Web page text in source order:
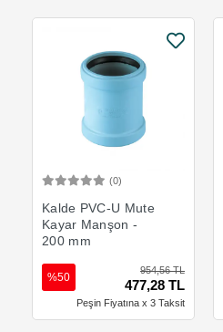
(0)
Kalde PVC-U Mute
Kayar Manşon -
200 mm
954,56 TL
477,28 TL
%50
Peşin Fiyatına x 3 Taksit